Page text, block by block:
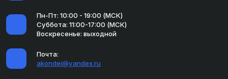
Пн-Пт: 10:00 - 19:00 (МСК)
Суббота: 11:00-17:00 (МСК)
Воскресенье: выходной
Почта:
akondei@yandex.ru